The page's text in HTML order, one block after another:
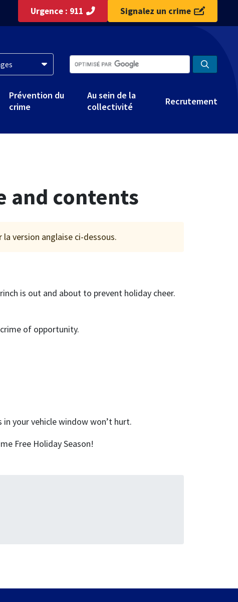
Urgence : 911 Signalez un crime
Prévention du
crime
Au sein de la
collectivité
Recrutement
and contents
version anglaise ci-dessous.
is out and about to prevent holiday cheer.
of opportunity.
your vehicle window won’t hurt.
Free Holiday Season!